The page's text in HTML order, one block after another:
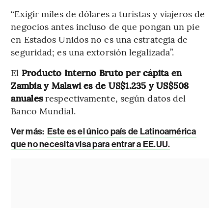
“Exigir miles de dólares a turistas y viajeros de
negocios antes incluso de que pongan un pie
en Estados Unidos no es una estrategia de
seguridad; es una extorsión legalizada”.
El Producto Interno Bruto per cápita en
Zambia y Malawi es de US$1.235 y US$508
anualesrespectivamente, según datos del
Banco Mundial.
Ver más: Este es el único país de Latinoamérica
que no necesita visa para entrar a EE.UU.